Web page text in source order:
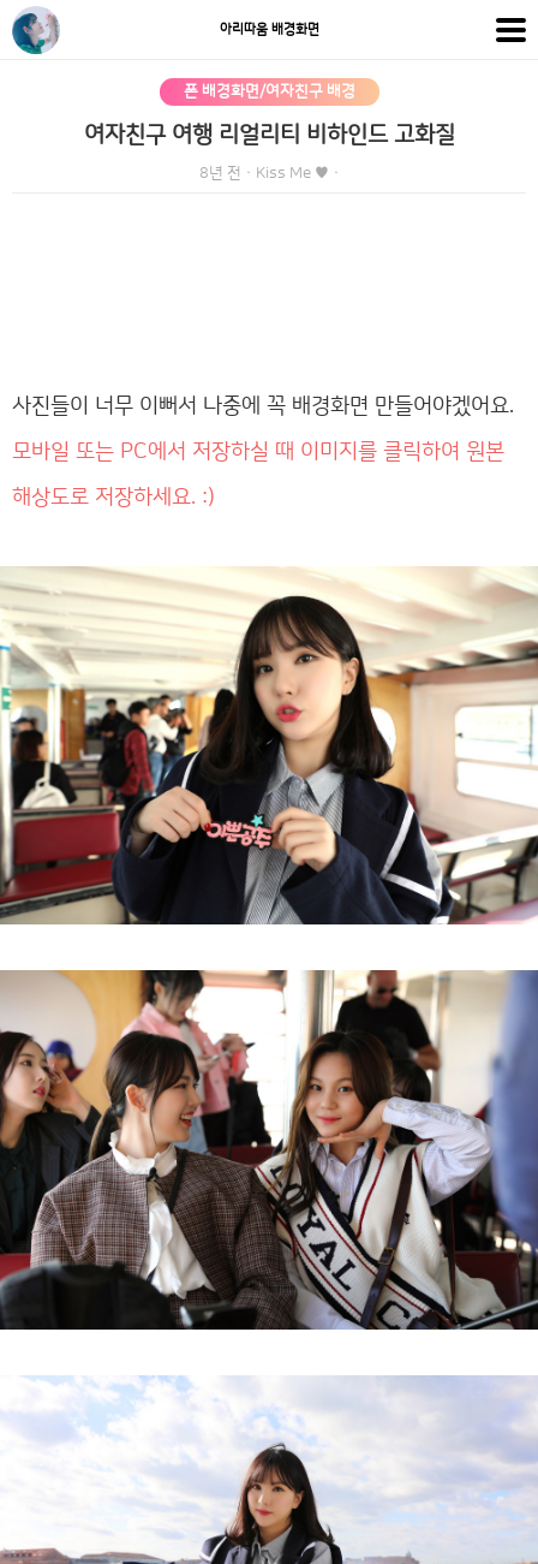
아리따움 배경화면
폰 배경화면/여자친구 배경
여자친구 여행 리얼리티 비하인드 고화질
8년 전 · Kiss Me ♥ ·
사진들이 너무 이뻐서 나중에 꼭 배경화면 만들어야겠어요.
모바일 또는 PC에서 저장하실 때 이미지를 클릭하여 원본
해상도로 저장하세요. :)